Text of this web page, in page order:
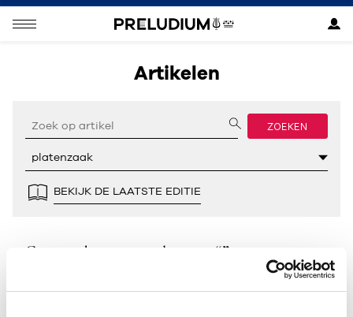
Artikelen
ZOEKEN
BEKIJK DE LAATSTE EDITIE
Geen resultaten gevonden voor “”.